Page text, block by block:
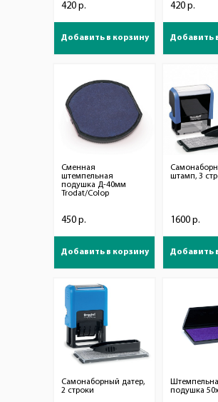
420 р.
Добавить в корзину
420 р.
Добавить
Сменная
штемпельная
подушка Д-40мм
Trodat/Colop
450 р.
Добавить в корзину
штамп, 3
1600 р.
Добавить
Самонаборный датер,
2 строки
подушка